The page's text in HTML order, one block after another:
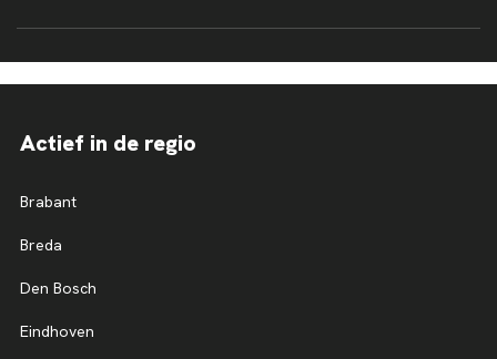
Actief in de regio
Brabant
Breda
Den Bosch
Eindhoven